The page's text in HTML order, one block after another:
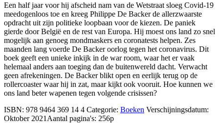
Een half jaar voor hij afscheid nam van de Wetstraat sloeg Covid-19
meedogenloos toe en kreeg Philippe De Backer de allerzwaarste
opdracht uit zijn politieke loopbaan voor de kiezen. De paniek
gierde door België en de rest van Europa. Hij moest ons land zo snel
mogelijk aan genoeg mondmaskers en coronatests helpen. Zes
maanden lang voerde De Backer oorlog tegen het coronavirus. Dit
boek geeft een unieke inkijk in de war room, waar het er vaak
helemaal anders aan toeging dan de buitenwereld dacht. Verwacht
geen afrekeningen. De Backer blikt open en eerlijk terug op de
rollercoaster waar hij in zat, maar kijkt ook vooruit. Hoe kunnen we
ons land beter wapenen tegen volgende crisissen?
ISBN: 978 9464 369 14 4 Categorie: Boeken Verschijningsdatum:
Oktober 2021 Aantal pagina's: 256p